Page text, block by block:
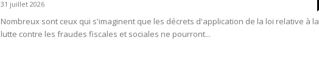
31 juillet 2026
Nombreux sont ceux qui s'imaginent que les décrets d'application de la loi relative à la
lutte contre les fraudes fiscales et sociales ne pourront...